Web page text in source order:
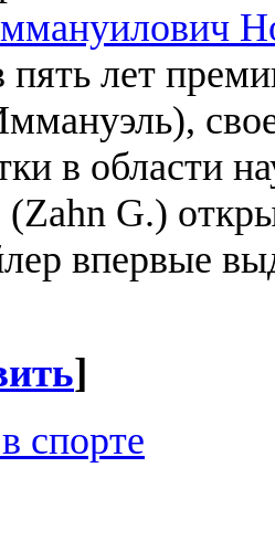
пять лет
в области
G.)
впервые
]
спорте